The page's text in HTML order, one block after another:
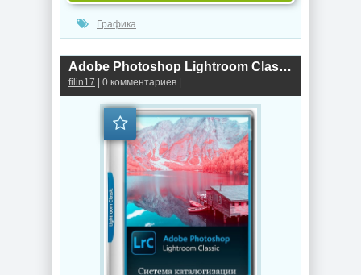
Графика
Adobe Photoshop Lightroom Classic 2026 15.5.0.8
filin17 | 0 комментариев |